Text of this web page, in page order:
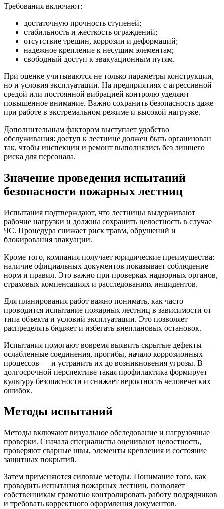
Требования включают:
достаточную прочность ступеней;
стабильность и жесткость ограждений;
отсутствие трещин, коррозии и деформаций;
надежное крепление к несущим элементам;
свободный доступ к эвакуационным путям.
При оценке учитываются не только параметры конструкции,
но и условия эксплуатации. На предприятиях с агрессивной
средой или постоянной вибрацией контролю уделяют
повышенное внимание. Важно сохранить безопасность даже
при работе в экстремальном режиме и высокой нагрузке.
Дополнительным фактором выступает удобство
обслуживания: доступ к лестнице должен быть организован
так, чтобы инспекции и ремонт выполнялись без лишнего
риска для персонала.
Значение проведения испытаний
безопасности пожарных лестниц
Испытания подтверждают, что лестницы выдерживают
рабочие нагрузки и должны сохранить целостность в случае
ЧС. Процедура снижает риск травм, обрушений и
блокирования эвакуации.
Кроме того, компания получает юридические преимущества:
наличие официальных документов показывает соблюдение
норм и правил. Это важно при проверках надзорных органов,
страховых компенсациях и расследованиях инцидентов.
Для планирования работ важно понимать, как часто
проводится испытание пожарных лестниц в зависимости от
типа объекта и условий эксплуатации. Это позволяет
распределять бюджет и избегать внеплановых остановок.
Испытания помогают вовремя выявить скрытые дефекты —
ослабленные соединения, прогибы, начало коррозионных
процессов — и устранить их до возникновения угрозы. В
долгосрочной перспективе такая профилактика формирует
культуру безопасности и снижает вероятность человеческих
ошибок.
Методы испытаний
Методы включают визуальное обследование и нагрузочные
проверки. Сначала специалисты оценивают целостность,
проверяют сварные швы, элементы крепления и состояние
защитных покрытий.
Затем применяются силовые методы. Понимание того, как
проводить испытания пожарных лестниц, позволяет
собственникам грамотно контролировать работу подрядчиков
и требовать корректного оформления документов.